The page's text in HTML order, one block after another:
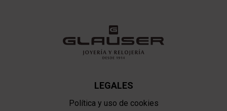
LEGALES
Política y uso de cookies